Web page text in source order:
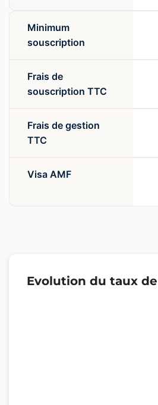
Minimum
souscription
Frais de
souscription TTC
Frais de gestion
TTC
Visa AMF
Evolution du taux